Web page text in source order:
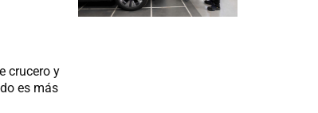
crucero y
es más